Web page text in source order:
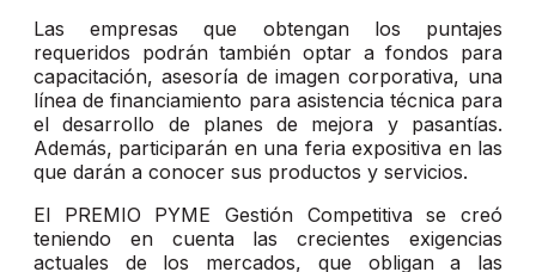
Las empresas que obtengan los puntajes
requeridos podrán también optar a fondos para
capacitación, asesoría de imagen corporativa, una
línea de financiamiento para asistencia técnica para
el desarrollo de planes de mejora y pasantías.
Además, participarán en una feria expositiva en las
que darán a conocer sus productos y servicios.
El PREMIO PYME Gestión Competitiva se creó
teniendo en cuenta las crecientes exigencias
actuales de los mercados, que obligan a las